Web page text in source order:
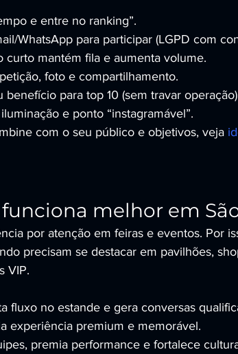
e entre no ranking”.
WhatsApp para participar (LGPD com
curto mantém fila e aumenta volume.
foto e compartilhamento.
para top 10 (sem travar
e ponto “instagramável”.
com o seu público e objetivos, veja
melhor em
por atenção em feiras e eventos. Por
precisam se destacar em pavilhões,
VIP.
fluxo no estande e gera conversas
experiência premium e memorável.
premia performance e fortalece